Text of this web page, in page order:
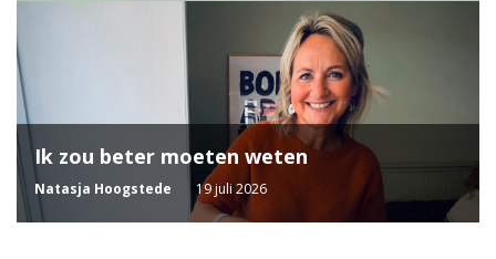
Ik zou beter moeten weten
Natasja Hoogstede 19 juli 2026